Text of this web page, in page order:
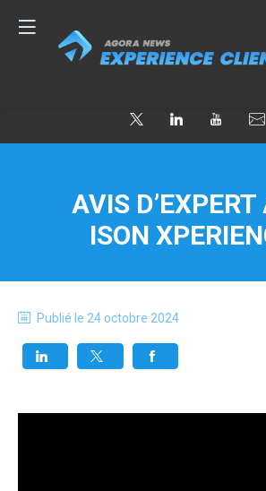
AVIS D’EXPERT
ISON
Publié le 24 octobre 2024